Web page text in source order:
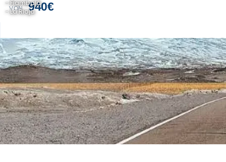
VON 940€
- Fiambalá
- La Rioja